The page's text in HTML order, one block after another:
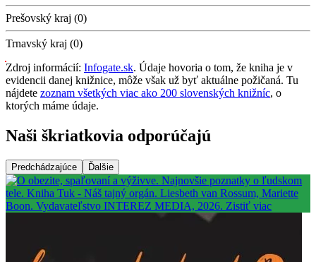
Prešovský kraj (0)
Trnavský kraj (0)
Zdroj informácií: Infogate.sk. Údaje hovoria o tom, že kniha je v
evidencii danej knižnice, môže však už byť aktuálne požičaná. Tu
nájdete zoznam všetkých viac ako 200 slovenských knižníc, o
ktorých máme údaje.
Naši škriatkovia odporúčajú
Predchádzajúce Ďalšie